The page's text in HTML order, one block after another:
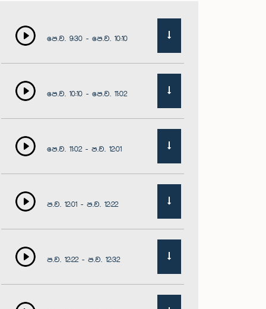
පෙ.ව. 9:30 - පෙ.ව. 10:10
පෙ.ව. 10:10 - පෙ.ව. 11:02
පෙ.ව. 11:02 - ප.ව. 12:01
ප.ව. 12:01 - ප.ව. 12:22
ප.ව. 12:22 - ප.ව. 12:32